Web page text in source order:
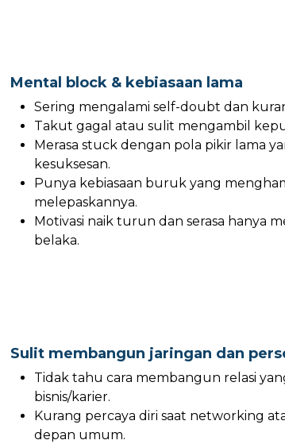
Mental block & kebiasaan lama
Sering mengalami self-doubt dan
Takut gagal atau sulit mengambil
Merasa stuck dengan pola pikir lama
kesuksesan.
Punya kebiasaan buruk yang
melepaskannya.
Motivasi naik turun dan serasa hanya
belaka.
Sulit membangun jaringan dan
Tidak tahu cara membangun relasi
bisnis/karier.
Kurang percaya diri saat networking
depan umum.